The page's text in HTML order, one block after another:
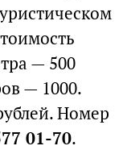
— 500
— 1000.
Номер
01-70.